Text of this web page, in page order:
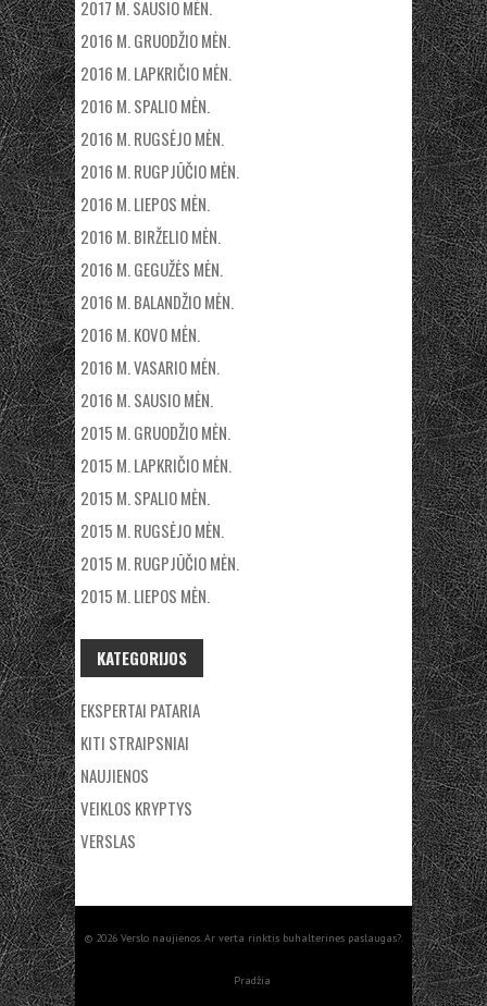
2017 M. SAUSIO MĖN.
2016 M. GRUODŽIO MĖN.
2016 M. LAPKRIČIO MĖN.
2016 M. SPALIO MĖN.
2016 M. RUGSĖJO MĖN.
2016 M. RUGPJŪČIO MĖN.
2016 M. LIEPOS MĖN.
2016 M. BIRŽELIO MĖN.
2016 M. GEGUŽĖS MĖN.
2016 M. BALANDŽIO MĖN.
2016 M. KOVO MĖN.
2016 M. VASARIO MĖN.
2016 M. SAUSIO MĖN.
2015 M. GRUODŽIO MĖN.
2015 M. LAPKRIČIO MĖN.
2015 M. SPALIO MĖN.
2015 M. RUGSĖJO MĖN.
2015 M. RUGPJŪČIO MĖN.
2015 M. LIEPOS MĖN.
KATEGORIJOS
EKSPERTAI PATARIA
KITI STRAIPSNIAI
NAUJIENOS
VEIKLOS KRYPTYS
VERSLAS
© 2026 Verslo naujienos. Ar verta rinktis buhalterines paslaugas?.
Pradžia